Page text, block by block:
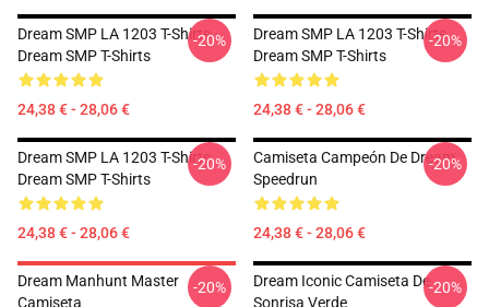
Dream SMP LA 1203 T-Shirts
Dream SMP T-Shirts
24,38 € - 28,06 €
-20%
Dream SMP LA 1203 T-Shirts
Dream SMP T-Shirts
24,38 € - 28,06 €
-20%
Dream SMP LA 1203 T-Shirts
Dream SMP T-Shirts
24,38 € - 28,06 €
-20%
Camiseta Campeón De Dream
Speedrun
24,38 € - 28,06 €
-20%
Dream Manhunt Master
Camiseta
-20%
Dream Iconic Camiseta De
Sonrisa Verde
-20%